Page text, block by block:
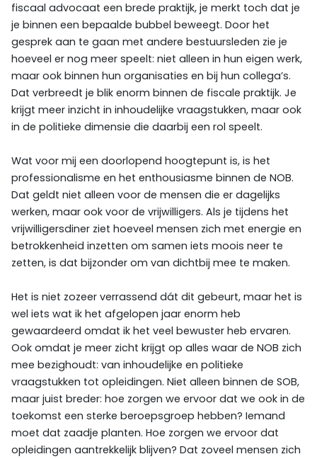
fiscaal advocaat een brede praktijk, je merkt toch dat je
je binnen een bepaalde bubbel beweegt. Door het
gesprek aan te gaan met andere bestuursleden zie je
hoeveel er nog meer speelt: niet alleen in hun eigen werk,
maar ook binnen hun organisaties en bij hun collega’s.
Dat verbreedt je blik enorm binnen de fiscale praktijk. Je
krijgt meer inzicht in inhoudelijke vraagstukken, maar ook
in de politieke dimensie die daarbij een rol speelt.
Wat voor mij een doorlopend hoogtepunt is, is het
professionalisme en het enthousiasme binnen de NOB.
Dat geldt niet alleen voor de mensen die er dagelijks
werken, maar ook voor de vrijwilligers. Als je tijdens het
vrijwilligersdiner ziet hoeveel mensen zich met energie en
betrokkenheid inzetten om samen iets moois neer te
zetten, is dat bijzonder om van dichtbij mee te maken.
Het is niet zozeer verrassend dát dit gebeurt, maar het is
wel iets wat ik het afgelopen jaar enorm heb
gewaardeerd omdat ik het veel bewuster heb ervaren.
Ook omdat je meer zicht krijgt op alles waar de NOB zich
mee bezighoudt: van inhoudelijke en politieke
vraagstukken tot opleidingen. Niet alleen binnen de SOB,
maar juist breder: hoe zorgen we ervoor dat we ook in de
toekomst een sterke beroepsgroep hebben? Iemand
moet dat zaadje planten. Hoe zorgen we ervoor dat
opleidingen aantrekkelijk blijven? Dat zoveel mensen zich